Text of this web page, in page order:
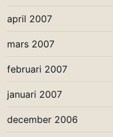
april 2007
mars 2007
februari 2007
januari 2007
december 2006